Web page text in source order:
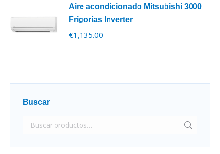
Aire acondicionado Mitsubishi 3000
Frigorías Inverter
€1,135.00
Buscar